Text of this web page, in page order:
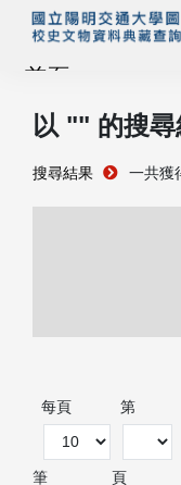
首頁
藏品查詢
以 "" 的搜尋
搜尋結果 一共獲
每頁
筆
第
頁